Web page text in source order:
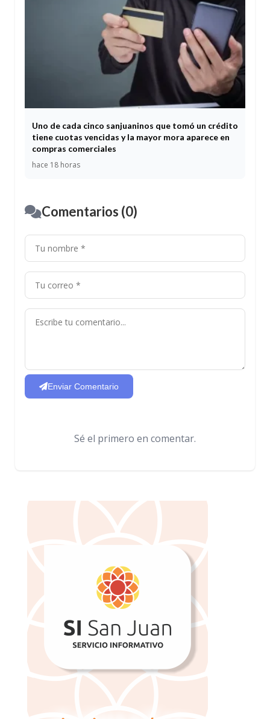
Uno de cada cinco sanjuaninos que tomó un crédito
tiene cuotas vencidas y la mayor mora aparece en
compras comerciales
hace 18 horas
Comentarios (0)
Enviar Comentario
Sé el primero en comentar.